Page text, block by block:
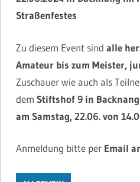
Straßenfestes
Zu diesem Event sind alle
Amateur bis zum Meister,
Zuschauer wie auch als
dem Stiftshof 9 in
am Samstag, 22.06.von
Anmeldung bitte per Email